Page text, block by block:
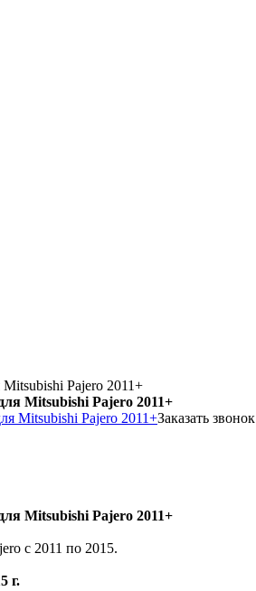
Pajero 2011+
Mitsubishi Pajero 2011+
Заказать звонок
Mitsubishi Pajero 2011+
c 2011 по 2015.
г.